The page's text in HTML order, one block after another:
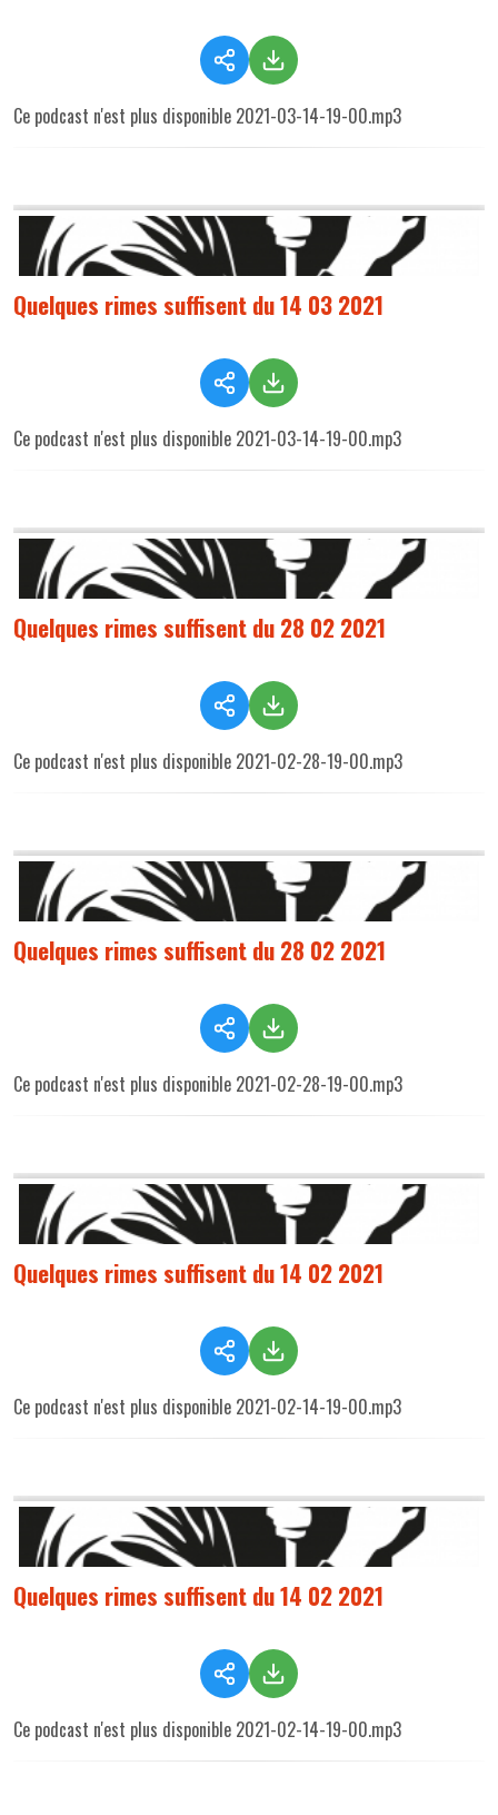
Ce podcast n'est plus disponible 2021-03-14-19-00.mp3
Quelques rimes suffisent du 14 03 2021
Ce podcast n'est plus disponible 2021-03-14-19-00.mp3
Quelques rimes suffisent du 28 02 2021
Ce podcast n'est plus disponible 2021-02-28-19-00.mp3
Quelques rimes suffisent du 28 02 2021
Ce podcast n'est plus disponible 2021-02-28-19-00.mp3
Quelques rimes suffisent du 14 02 2021
Ce podcast n'est plus disponible 2021-02-14-19-00.mp3
Quelques rimes suffisent du 14 02 2021
Ce podcast n'est plus disponible 2021-02-14-19-00.mp3